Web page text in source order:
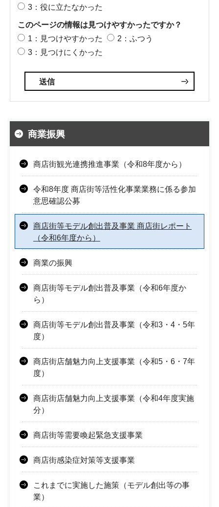
3：役に立たなかった
このページの情報は見つけやすかったですか？
1：見つけやすかった
2：ふつう
3：見つけにくかった
商業振興
商店街観光連携推進事業（令和8年度から）
令和8年度 商店街等活性化事業業務に係る参加
意思確認公募
商店街等モデル創出普及事業 商店街レポート
（令和6年度から）
商業の振興
商店街等モデル創出普及事業（令和6年度か
ら）
商店街等モデル創出普及事業（令和3・4・5年
度）
商店街店舗魅力向上支援事業（令和5・6・7年
度）
商店街店舗魅力向上支援事業（令和4年度実施
分）
商店街等需要喚起緊急支援事業
商店街感染症対策等支援事業
これまでに実施した施策（モデル創出等の事
業）